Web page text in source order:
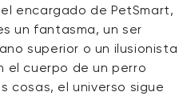
Wyze para principiantes
encargado de PetSmart,
un fantasma, un ser
superior o un ilusionista
el cuerpo de un perro
cosas, el universo sigue